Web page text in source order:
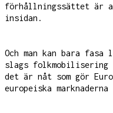
förhållningssättet är
insidan.
Och man kan bara
slags folkmobilisering
det är nåt som gör
europeiska